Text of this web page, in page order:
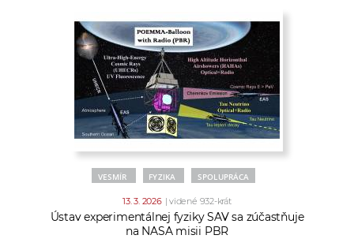
VESMÍR FYZIKA SPOLUPRÁCA
13. 3. 2026 | videné 932-krát
Ústav experimentálnej fyziky SAV sa zúčastňuje
na NASA misii PBR